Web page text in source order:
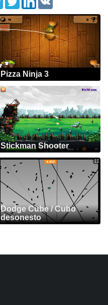
Pizza Ninja 3
Stickman Shooter
Dodge Cube / Cubo
desonesto